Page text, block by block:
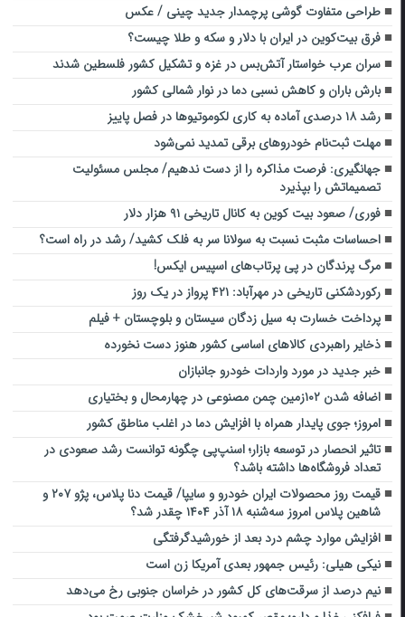
طراحی متفاوت گوشی پرچمدار جدید چینی‌ / عکس
فرق بیت‌کوین در ایران با دلار و سکه و طلا چیست؟
سران عرب خواستار آتش‌بس در غزه و تشکیل کشور فلسطین شدند
بارش باران و کاهش نسبی دما در نوار شمالی کشور
رشد ۱۸ درصدی آماده به کاری لکوموتیوها در فصل پاییز
مهلت ثبت‌نام خودروهای برقی تمدید نمی‌شود
جهانگیری: فرصت‌ مذاکره را از دست ندهیم/ مجلس مسئولیت
تصمیماتش را بپذیرد
فوری/ صعود بیت کوین به کانال تاریخی ۹۱ هزار دلار
احساسات مثبت نسبت به سولانا سر به فلک کشید/ رشد در راه است؟
مرگ پرندگان در پی ‌پرتاب‌های اسپیس ایکس!
رکوردشکنی تاریخی در مهرآباد: ۴۲۱ پرواز در یک روز
پرداخت خسارت به سیل زدگان سیستان و بلوچستان + فیلم
ذخایر راهبردی کالاهای اساسی کشور هنوز دست نخورده
خبر جدید در مورد واردات خودرو جانبازان
اضافه شدن ۱۰۲زمین چمن مصنوعی در چهارمحال و بختیاری
امروز؛ جوی پایدار همراه با افزایش دما در اغلب مناطق کشور
تاثیر انحصار در توسعه بازار؛ اسنپ‌پی چگونه توانست رشد صعودی در
تعداد فروشگاه‌ها داشته باشد؟
قیمت روز محصولات ایران خودرو و سایپا/ قیمت دنا پلاس، پژو ۲۰۷ و
شاهین پلاس امروز سه‌شنبه ۱۸ آذر ۱۴۰۴ چقدر شد؟
افزایش موارد چشم درد بعد از خورشیدگرفتگی
نیکی هیلی: رئیس جمهور بعدی آمریکا زن است
نیم درصد از سرقت‌های کل کشور در خراسان جنوبی رخ می‌دهد